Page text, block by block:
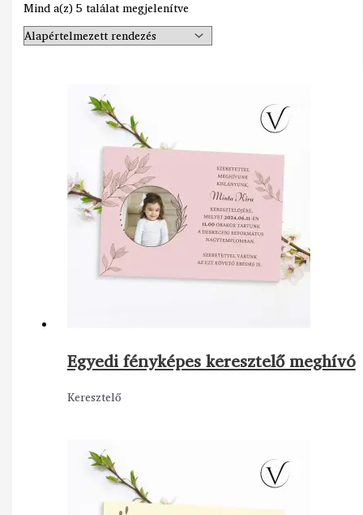
Mind a(z) 5 találat megjelenítve
Egyedi fényképes keresztelő meghívó
Keresztelő